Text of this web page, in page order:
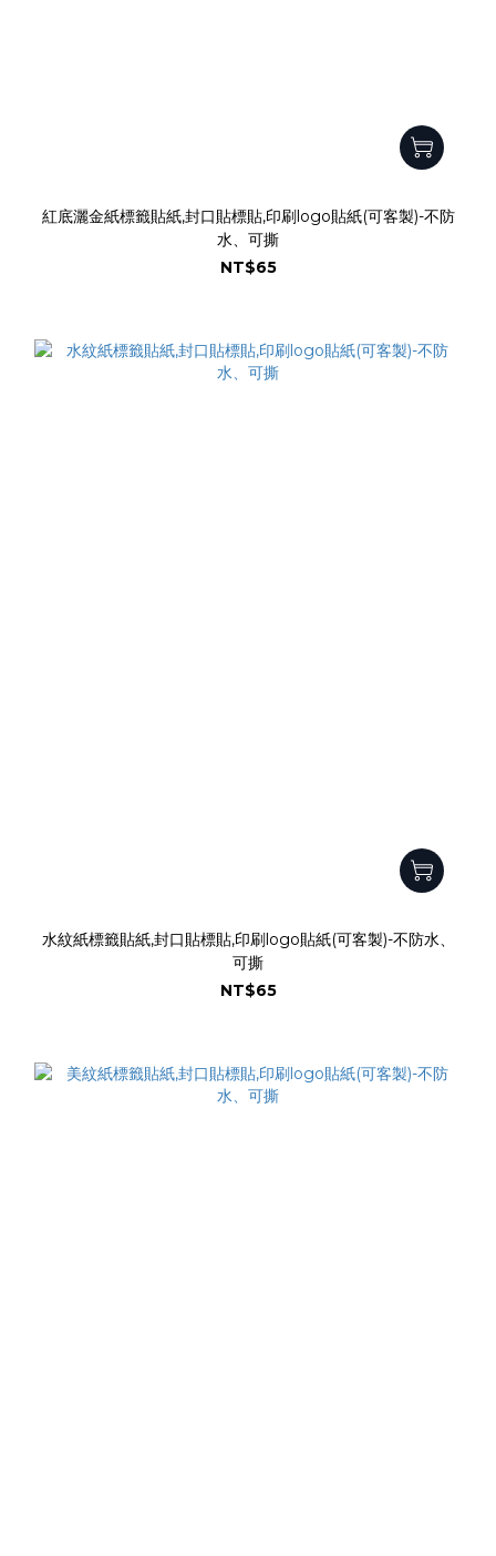
紅底灑金紙標籤貼紙,封口貼標貼,印刷logo貼紙(可客製)-不防
水、可撕
NT$65
水紋紙標籤貼紙,封口貼標貼,印刷logo貼紙(可客製)-不防水、
可撕
NT$65